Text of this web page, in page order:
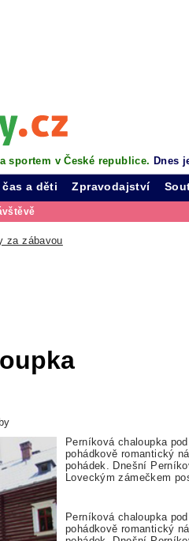
sportem v České republice. Dnes
čas a děti Zpravodajství
za zábavou
Perníková chaloupka
pohádkově romantický
pohádek. Dnešní
Loveckým zámečkem
Perníková chaloupka
pohádkově romantický